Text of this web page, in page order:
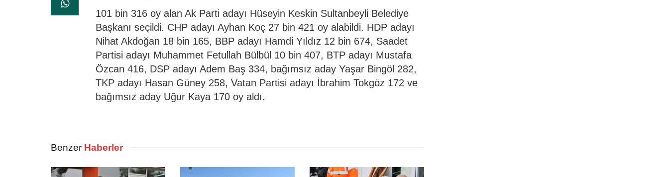
101 bin 316 oy alan Ak Parti adayı Hüseyin Keskin Sultanbeyli Belediye
Başkanı seçildi. CHP adayı Ayhan Koç 27 bin 421 oy alabildi. HDP adayı
Nihat Akdoğan 18 bin 165, BBP adayı Hamdi Yıldız 12 bin 674, Saadet
Partisi adayı Muhammet Fetullah Bülbül 10 bin 407, BTP adayı Mustafa
Özcan 416, DSP adayı Adem Baş 334, bağımsız aday Yaşar Bingöl 282,
TKP adayı Hasan Güney 258, Vatan Partisi adayı İbrahim Tokgöz 172 ve
bağımsız aday Uğur Kaya 170 oy aldı.
Benzer Haberler